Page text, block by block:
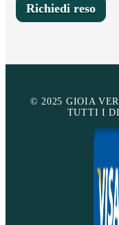
Richiedi reso
© 2025 GIOIA
TUTTI I